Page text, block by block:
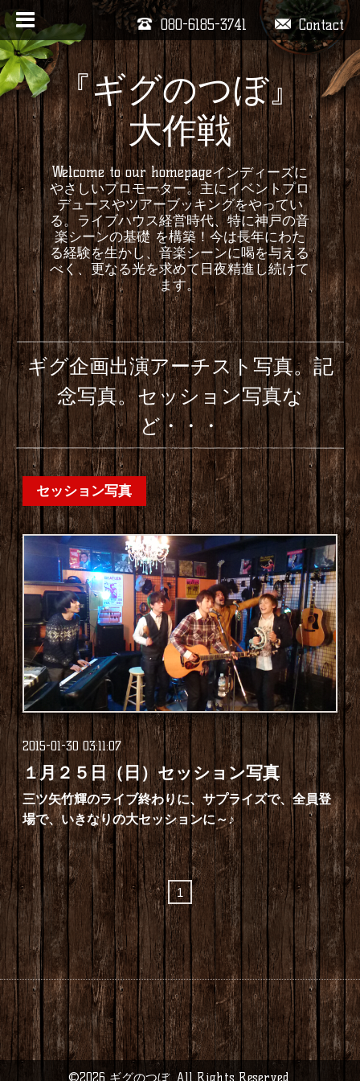
Contact
080-6185-3741
『ギグのつぼ』
大作戦
Welcome to our homepageインディーズに
やさしいプロモーター。主にイベントプロ
デュースやツアーブッキングをやってい
る。ライブハウス経営時代、特に神戸の音
楽シーンの基礎 を構築！今は長年にわた
る経験を生かし、音楽シーンに喝を与える
べく、更なる光を求めて日夜精進し続けて
ます。
ギグ企画出演アーチスト写真。記
念写真。セッション写真な
ど・・・
セッション写真
2015-01-30 03:11:07
１月２５日（日）セッション写真
三ツ矢竹輝のライブ終わりに、サプライズで、全員登
場で、いきなりの大セッションに～♪
1
©2026 ギグのつぼ. All Rights Reserved.